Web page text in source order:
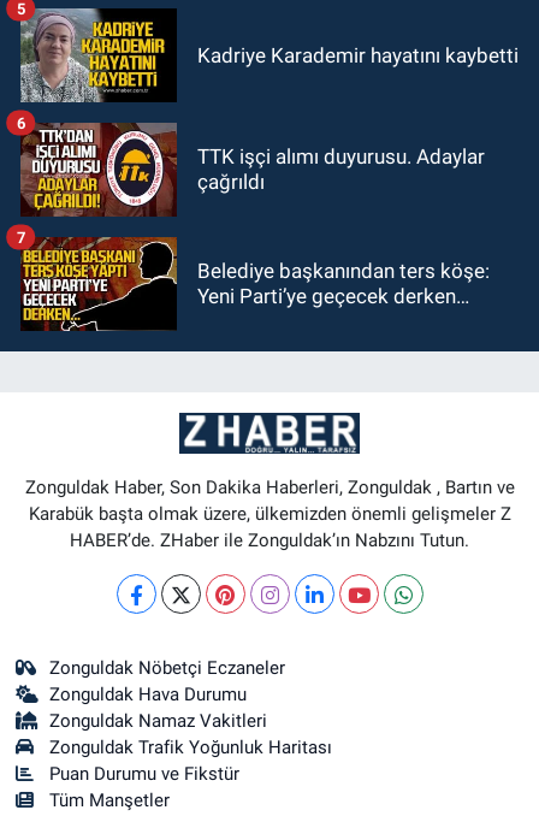
Kadriye Karademir hayatını kaybetti
5
TTK işçi alımı duyurusu. Adaylar
çağrıldı
6
Belediye başkanından ters köşe:
Yeni Parti’ye geçecek derken…
7
Zonguldak Haber, Son Dakika Haberleri, Zonguldak , Bartın ve
Karabük başta olmak üzere, ülkemizden önemli gelişmeler Z
HABER’de. ZHaber ile Zonguldak’ın Nabzını Tutun.
Zonguldak Nöbetçi Eczaneler
Zonguldak Hava Durumu
Zonguldak Namaz Vakitleri
Zonguldak Trafik Yoğunluk Haritası
Puan Durumu ve Fikstür
Tüm Manşetler